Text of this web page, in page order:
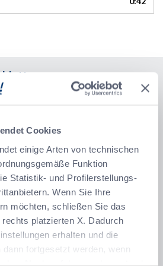
Cookies
einige Arten von technischen
Funktion
Statistik- und Profilerstellungs-
Wenn Sie Ihre
möchten, schließen Sie das
platzierten X. Dadurch
erhalten und die
fortgesetzt werden, wenn
Leistung
Produkten das beste Ergebnis
schnell korrigiert werden.
Werkzeug
Ecken und durchgehenden
eine bessere Sanitisierung. Zur
für die Desinfektion sind keine
es werden keine Teile demontiert.
für beste Leistung